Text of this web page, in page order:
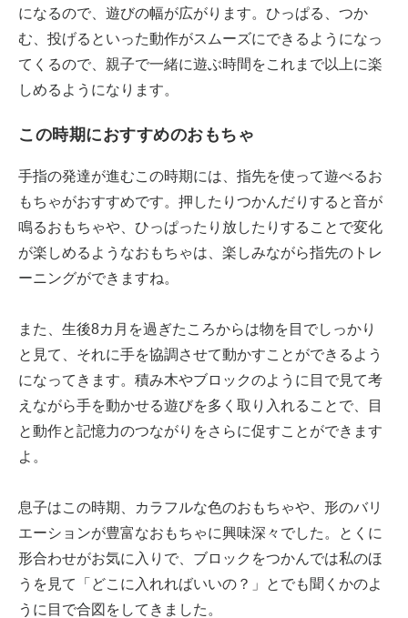
になるので、遊びの幅が広がります。ひっぱる、つか
む、投げるといった動作がスムーズにできるようになっ
てくるので、親子で一緒に遊ぶ時間をこれまで以上に楽
しめるようになります。
この時期におすすめのおもちゃ
手指の発達が進むこの時期には、指先を使って遊べるお
もちゃがおすすめです。押したりつかんだりすると音が
鳴るおもちゃや、ひっぱったり放したりすることで変化
が楽しめるようなおもちゃは、楽しみながら指先のトレ
ーニングができますね。
また、生後8カ月を過ぎたころからは物を目でしっかり
と見て、それに手を協調させて動かすことができるよう
になってきます。積み木やブロックのように目で見て考
えながら手を動かせる遊びを多く取り入れることで、目
と動作と記憶力のつながりをさらに促すことができます
よ。
息子はこの時期、カラフルな色のおもちゃや、形のバリ
エーションが豊富なおもちゃに興味深々でした。とくに
形合わせがお気に入りで、ブロックをつかんでは私のほ
うを見て「どこに入れればいいの？」とでも聞くかのよ
うに目で合図をしてきました。